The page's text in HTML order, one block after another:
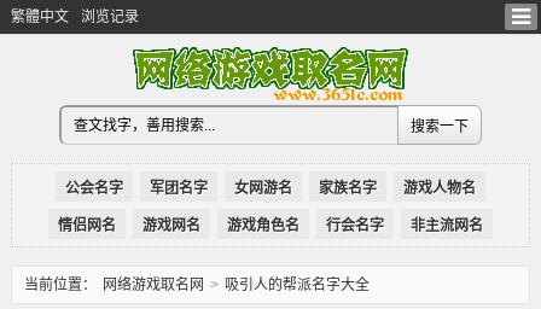
繁體中文 浏览记录
公会名字 军团名字 女网游名 家族名字 游戏人物名
情侣网名 游戏网名 游戏角色名 行会名字 非主流网名
当前位置： 网络游戏取名网 > 吸引人的帮派名字大全